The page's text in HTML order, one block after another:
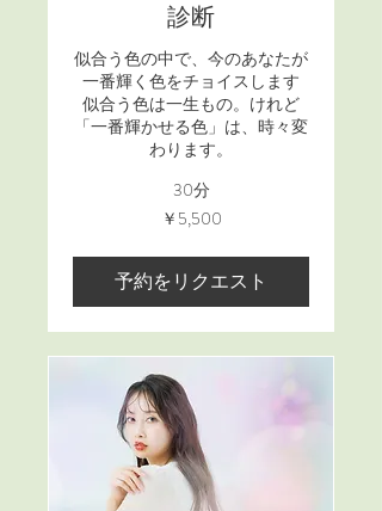
診断
似合う色の中で、今のあなたが
一番輝く色をチョイスします
似合う色は一生もの。けれど
「一番輝かせる色」は、時々変
わります。
30分
￥5,500
予約をリクエスト